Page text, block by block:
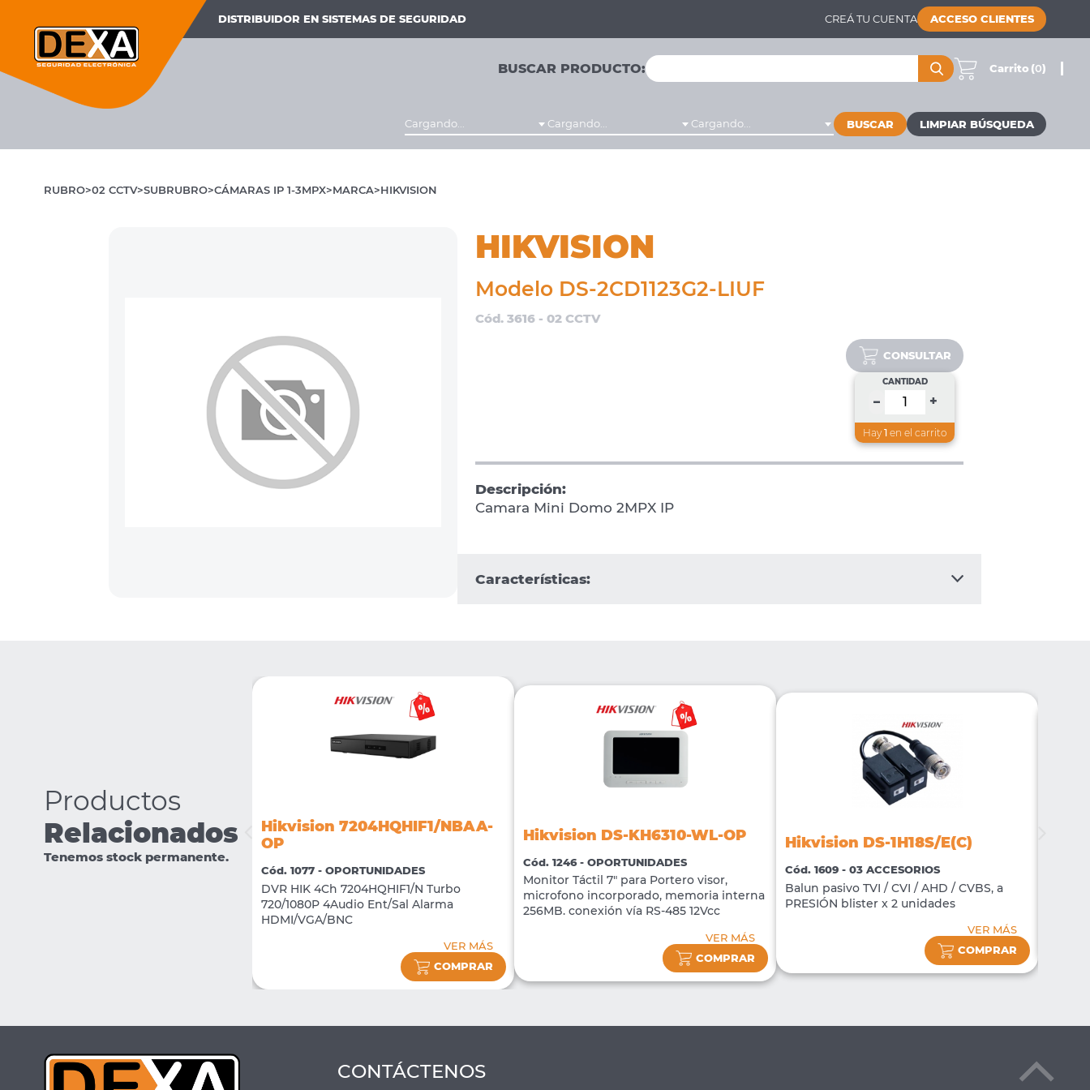
DISTRIBUIDOR EN SISTEMAS DE SEGURIDAD CREÁ TU CUENTA ACCESO CLIENTES
BUSCAR PRODUCTO: Carrito (0)
Cargando... Cargando... Cargando... BUSCAR
RUBRO 02 CCTV SUBRUBRO CÁMARAS IP 1-3MPX MARCA HIKVISION
HIKVISION
Modelo DS-2CD1123G2-LIUF
Cód. 3616 - 02 CCTV
CONSULTAR
CANTIDAD
– +
Hay1 en el carrito
Descripción:
Camara Mini Domo 2MPX IP
Características:
Productos
Relacionados
Tenemos stock permanente.
DS-2CE76D0T-EXIPF
Hikvision 7204HQHIF1/NBAA-
OP
Cód. 1077 - OPORTUNIDADES
DVR HIK 4Ch 7204HQHIF1/N Turbo
720/1080P 4Audio Ent/Sal Alarma
HDMI/VGA/BNC
VER MÁS
COMPRAR
Hikvision DS-KH6310-WL-OP
Cód. 1246 - OPORTUNIDADES
Monitor Táctil 7" para Portero visor,
microfono incorporado, memoria interna
256MB. conexión vía RS-485 12Vcc
VER MÁS
COMPRAR
Hikvision DS-1H18S/E(C)
Cód. 1609 - 03 ACCESORIOS
Balun pasivo TVI / CVI / AHD / CVBS, a
PRESIÓN blister x 2 unidades
VER MÁS
COMPRAR
CONTÁCTENOS